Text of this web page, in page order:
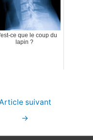
ce que le coup du
lapin ?
suivant
→